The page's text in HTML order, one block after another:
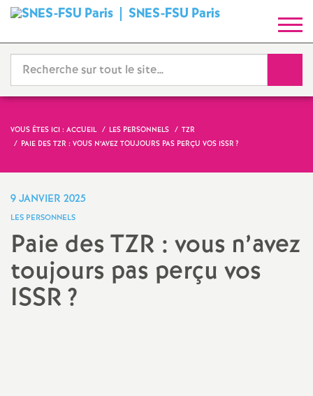
SNES-FSU ParisS
y
n
d
i
a
t
VOUS ÊTES ICI : ACCUEIL LES PERSONNELS
TZR
PAIE DES TZR : VOUS N’AVEZ TOUJOURS PAS PERÇU VOS ISSR ?
9 JANVIER 2025
LES PERSONNELS
Paie des TZR : vous n’avez
toujours pas perçu vos
ISSR?